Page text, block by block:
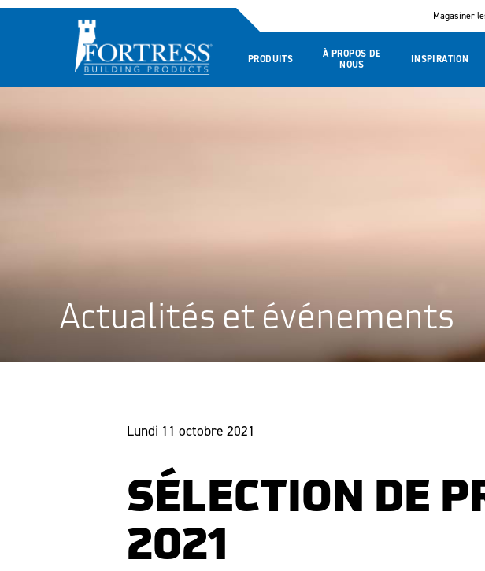
Magasiner
PRODUITS
À PROPOS DE
NOUS
INSPIRATION
Actualités et événements
Lundi 11 octobre 2021
SÉLECTION DE
2021